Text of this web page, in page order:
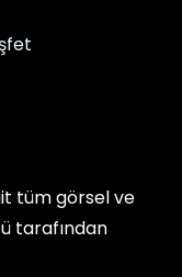
tüm görsel ve
tarafından